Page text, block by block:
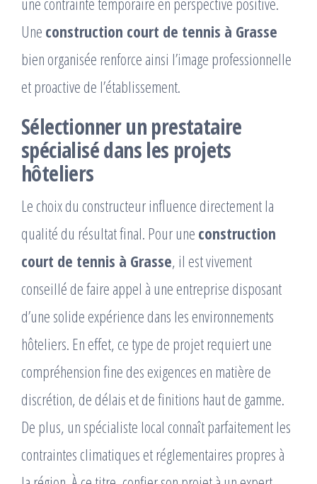
Une construction court de tennis à Grasse
bien organisée renforce ainsi l’image professionnelle
et proactive de l’établissement.
Sélectionner un prestataire
spécialisé dans les projets
hôteliers
Le choix du constructeur influence directement la
qualité du résultat final. Pour une construction
court de tennis à Grasse, il est vivement
conseillé de faire appel à une entreprise disposant
d’une solide expérience dans les environnements
hôteliers. En effet, ce type de projet requiert une
compréhension fine des exigences en matière de
discrétion, de délais et de finitions haut de gamme.
De plus, un spécialiste local connaît parfaitement les
contraintes climatiques et réglementaires propres à